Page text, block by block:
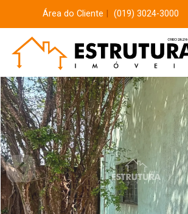
Área do Cliente (019) 3024-3000